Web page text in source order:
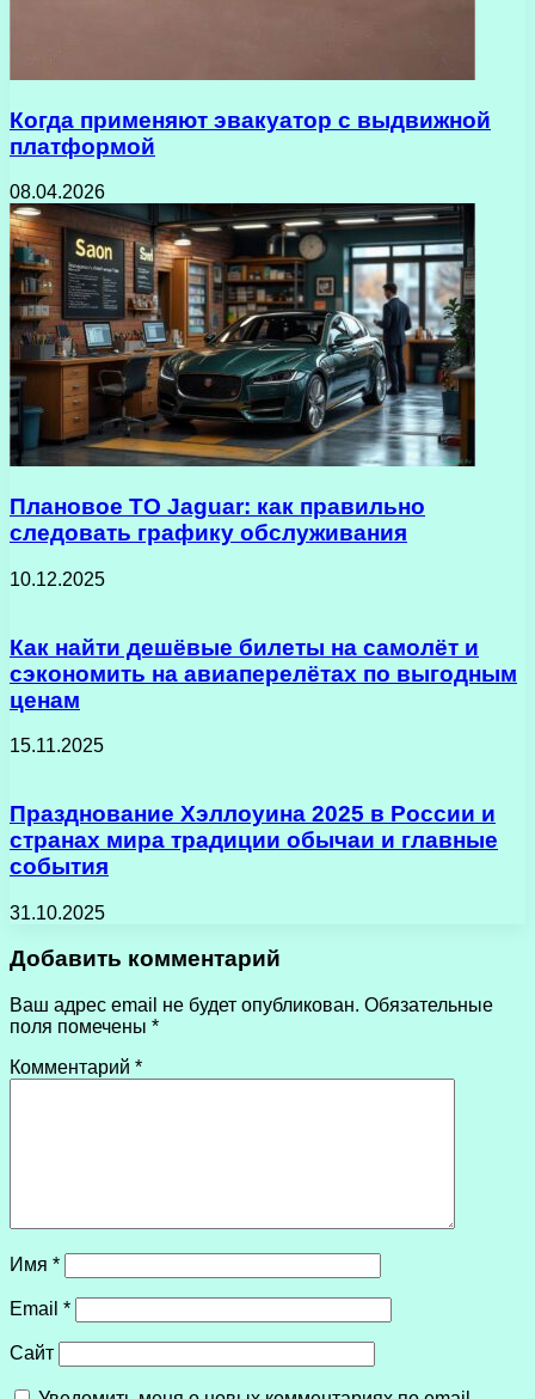
Когда применяют эвакуатор с выдвижной
платформой
08.04.2026
Плановое ТО Jaguar: как правильно
следовать графику обслуживания
10.12.2025
Как найти дешёвые билеты на самолёт и
сэкономить на авиаперелётах по выгодным
ценам
15.11.2025
Празднование Хэллоуина 2025 в России и
странах мира традиции обычаи и главные
события
31.10.2025
Добавить комментарий
Ваш адрес email не будет опубликован. Обязательные
поля помечены *
Комментарий *
Имя *
Email *
Сайт